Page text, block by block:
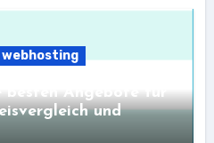
webhosting
besten Angebote für
und